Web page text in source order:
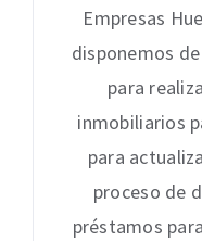
Empresas
disponemos
para
inmobiliarios
para
proceso de
préstamos